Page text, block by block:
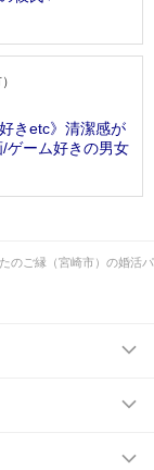
きetc》清潔感が
ーム好きの男女
のご縁（宮崎市）の婚活